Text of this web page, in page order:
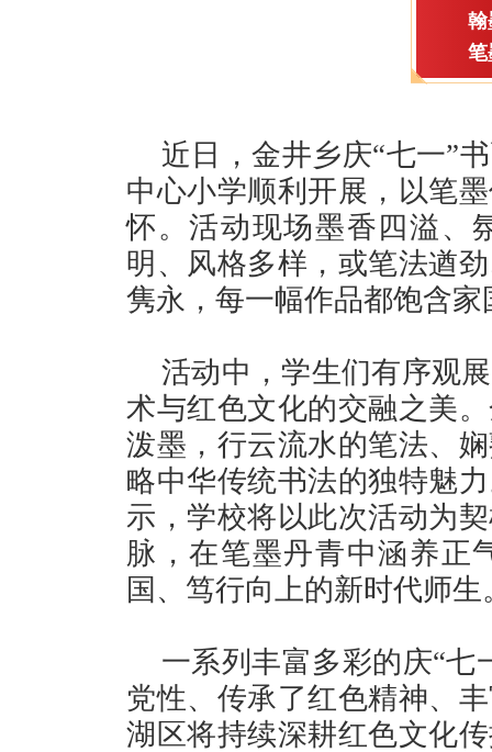
翰
笔
近日，金井乡庆“七一”
中心小学顺利开展，以笔
怀。活动现场墨香四溢、
明、风格多样，或笔法遒
隽永，每一幅作品都饱含
活动中，学生们有序观
术与红色文化的交融之美
泼墨，行云流水的笔法、
略中华传统书法的独特魅
示，学校将以此次活动为
脉，在笔墨丹青中涵养正
国、笃行向上的新时代师生
一系列丰富多彩的庆“七
党性、传承了红色精神、
湖区将持续深耕红色文化